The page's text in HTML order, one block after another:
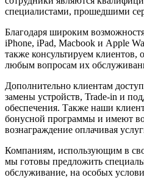
специалистами, прошедшими
Благодаря широким
iPhone, iPad, Macbook и Apple
также консультируем клиентов,
любым вопросам их
Дополнительно клиентам
замены устройств, Trade-in и
обеспечения. Также наши
бонусной программы и имеют
вознаграждение оплачивая
Компаниям, использующим в
мы готовы предложить
обслуживание, на особых